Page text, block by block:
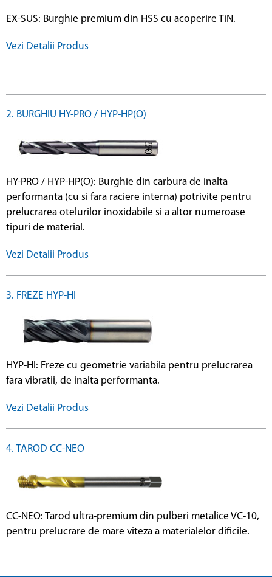
EX-SUS: Burghie premium din HSS cu acoperire TiN.
Vezi Detalii Produs
2. BURGHIU HY-PRO / HYP-HP(O)
HY-PRO / HYP-HP(O): Burghie din carbura de inalta
performanta (cu si fara raciere interna) potrivite pentru
prelucrarea otelurilor inoxidabile si a altor numeroase
tipuri de material.
Vezi Detalii Produs
3. FREZE HYP-HI
HYP-HI: Freze cu geometrie variabila pentru prelucrarea
fara vibratii, de inalta performanta.
Vezi Detalii Produs
4. TAROD CC-NEO
CC-NEO: Tarod ultra-premium din pulberi metalice VC-10,
pentru prelucrare de mare viteza a materialelor dificile.